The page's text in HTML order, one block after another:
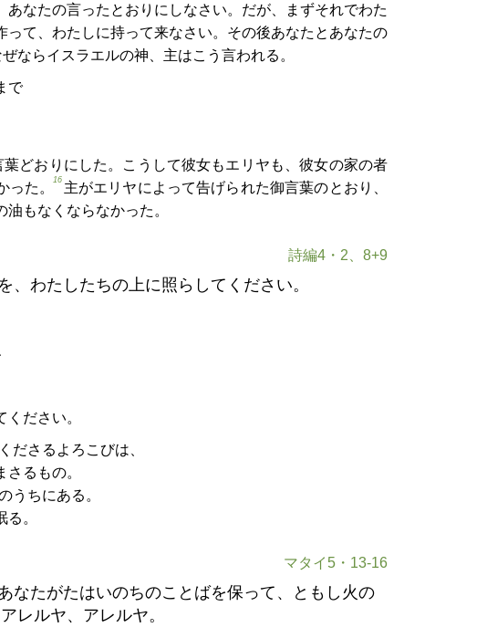
あなたの言ったとおりにしなさい。だが、まずそれでわた
って、わたしに持って来なさい。その後あなたとあなたの
ぜならイスラエルの神、主はこう言われる。
で
どおりにした。こうして彼女もエリヤも、彼女の家の者
った。
16
主がエリヤによって告げられた御言葉のとおり、
もなくならなかった。
詩編4・2、8+9
、わたしたちの上に照らしてください。
ださい。
ださるよろこびは、
るもの。
うちにある。
。
マタイ5・13-16
なたがたはいのちのことばを保って、ともし火の
レルヤ、アレルヤ。